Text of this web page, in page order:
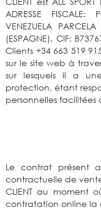
ADRESSE FISCALE:
VENEZUELA
(ESPAGNE). CIF:
Clients +34 663 519
sur le site web à
sur lesquels il a
protection, étant
personnelles facilitées
Le contrat présent
contractuelle de
CLIENT au moment
contratation online la